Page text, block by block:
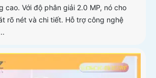
cao. Với độ phân giải 2.0 MP, nó cho
rõ nét và chi tiết. Hỗ trợ công nghệ